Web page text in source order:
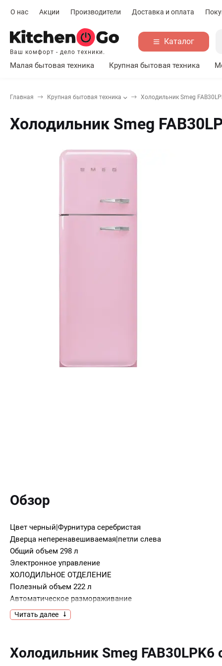
О нас Акции Производители Доставка и оплата
Ваш комфорт - дело техники.
Каталог
Малая бытовая техника Крупная бытовая техника
Главная Крупная бытовая техника Холодильник Smeg
Холодильник Smeg
Обзор
Цвет черный|Фурнитура серебристая
Дверца неперенавешиваемая|петли слева
Общий объем 298 л
Электронное управление
ХОЛОДИЛЬНОЕ ОТДЕЛЕНИЕ
Полезный объем 222 л
Автоматическое размораживание
Регулируемый термостат
Вентилятор
1 фиксированная полка из закаленного стекла
1 ящик для овощей и фруктов
Читать далее
Холодильник Smeg